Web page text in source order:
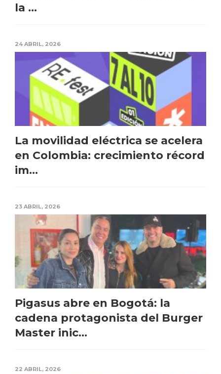
la ...
24 ABRIL, 2026
La movilidad eléctrica se acelera
en Colombia: crecimiento récord
im...
23 ABRIL, 2026
Pigasus abre en Bogotá: la
cadena protagonista del Burger
Master inic...
22 ABRIL, 2026